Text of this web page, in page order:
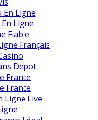
En Ligne
Ligne
Fiable
Français
Depot
France
France
Ligne Live